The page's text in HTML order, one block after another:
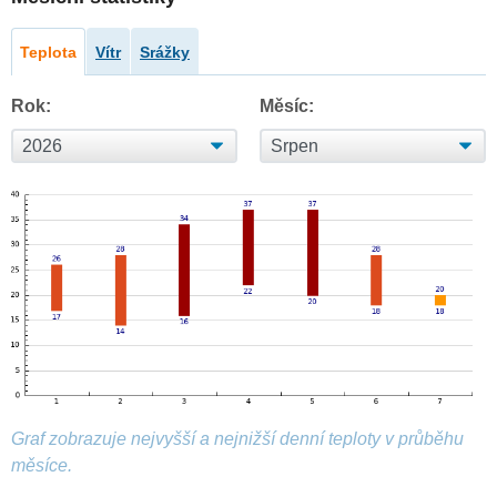
Teplota Vítr Srážky
Rok: Měsíc:
Graf zobrazuje nejvyšší a nejnižší denní teploty v průběhu
měsíce.